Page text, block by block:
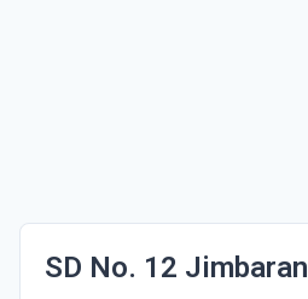
SD No. 12 Jimbaran